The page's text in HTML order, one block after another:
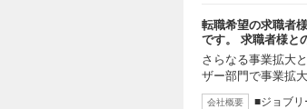
転職希望の求職者
です。 求職者様と
さらなる事業拡大
ザー部門で事業拡
会社概要
■ジョブ